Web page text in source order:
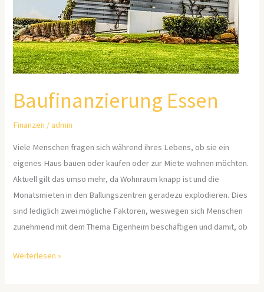
Baufinanzierung Essen
Finanzen /admin
Viele Menschen fragen sich während ihres Lebens, ob sie ein
eigenes Haus bauen oder kaufen oder zur Miete wohnen möchten.
Aktuell gilt das umso mehr, da Wohnraum knapp ist und die
Monatsmieten in den Ballungszentren geradezu explodieren. Dies
sind lediglich zwei mögliche Faktoren, weswegen sich Menschen
zunehmend mit dem Thema Eigenheim beschäftigen und damit, ob
Weiterlesen »